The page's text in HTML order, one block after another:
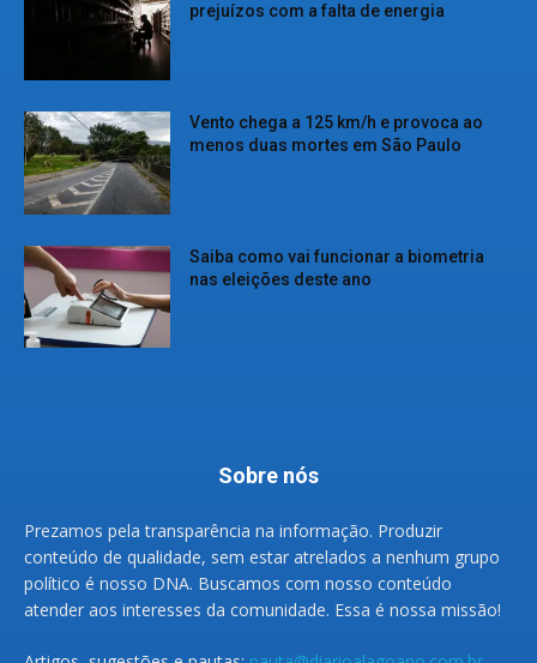
prejuízos com a falta de energia
Vento chega a 125 km/h e provoca ao
menos duas mortes em São Paulo
Saiba como vai funcionar a biometria
nas eleições deste ano
Sobre nós
Prezamos pela transparência na informação. Produzir
conteúdo de qualidade, sem estar atrelados a nenhum grupo
político é nosso DNA. Buscamos com nosso conteúdo
atender aos interesses da comunidade. Essa é nossa missão!